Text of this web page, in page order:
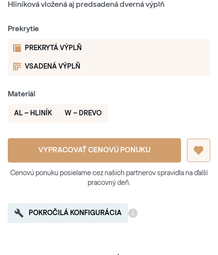
Hliníková vložená aj predsadená dverná výplň
Prekrytie
PREKRYTÁ VÝPLŇ
VSADENÁ VÝPLŇ
Materiál
AL – HLINÍK W – DREVO
VYPRACOVAŤ CENOVÚ PONUKU
Cenovú ponuku posielame cez našich partnerov spravidla na ďalší
pracovný deň.
POKROČILÁ KONFIGURÁCIA